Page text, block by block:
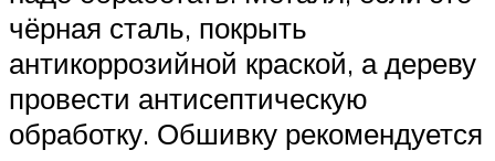
чёрная сталь, покрыть
антикоррозийной краской, а дереву
провести антисептическую
обработку. Обшивку рекомендуется